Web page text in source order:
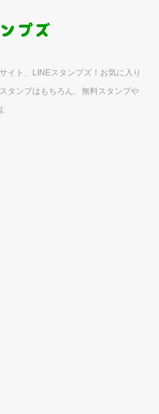
イト、LINEスタンプズ！お気に入り
タンプはもちろん、無料スタンプや